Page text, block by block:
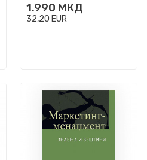
1.990 МКД
32,20 EUR